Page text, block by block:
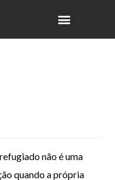
não é uma
quando a própria